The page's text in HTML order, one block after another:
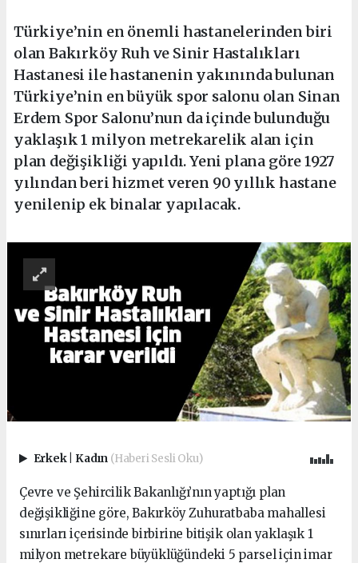
Türkiye’nin en önemli hastanelerinden biri
olan Bakırköy Ruh ve Sinir Hastalıkları
Hastanesi ile hastanenin yakınında bulunan
Türkiye’nin en büyük spor salonu olan Sinan
Erdem Spor Salonu’nun da içinde bulunduğu
yaklaşık 1 milyon metrekarelik alan için
plan değişikliği yapıldı. Yeni plana göre 1927
yılından beri hizmet veren 90 yıllık hastane
yenilenip ek binalar yapılacak.
Erkek Kadın (Haberi Sesli Oku)
Çevre ve Şehircilik Bakanlığı’nın yaptığı plan
değişikliğine göre, Bakırköy Zuhuratbaba mahallesi
sınırları içerisinde birbirine bitişik olan yaklaşık 1
milyon metrekare büyüklüğündeki 5 parsel için imar